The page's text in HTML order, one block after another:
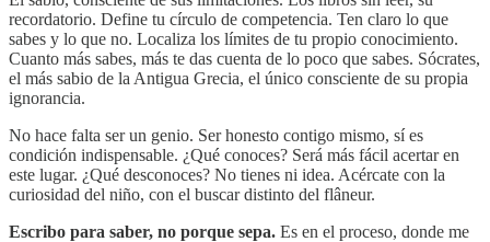
recordatorio. Define tu círculo de competencia. Ten claro lo que
sabes y lo que no. Localiza los límites de tu propio conocimiento.
Cuanto más sabes, más te das cuenta de lo poco que sabes. Sócrates,
el más sabio de la Antigua Grecia, el único consciente de su propia
ignorancia.
No hace falta ser un genio. Ser honesto contigo mismo, sí es
condición indispensable. ¿Qué conoces? Será más fácil acertar en
este lugar. ¿Qué desconoces? No tienes ni idea. Acércate con la
curiosidad del niño, con el buscar distinto del flâneur.
Escribo para saber, no porque sepa. Es en el proceso, donde me